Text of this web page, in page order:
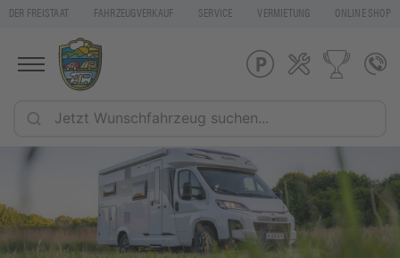
DER FREISTAAT FAHRZEUGVERKAUF SERVICE VERMIETUNG ONLINE SHOP